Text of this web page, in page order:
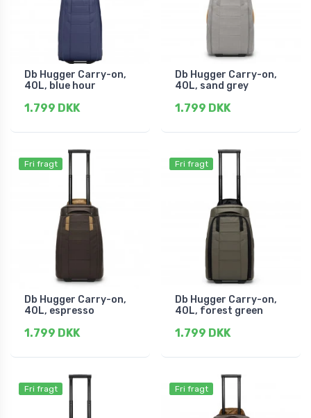
Db Hugger Carry-on,
40L, blue hour
1.799 DKK
Db Hugger Carry-on,
40L, sand grey
1.799 DKK
Fri fragt
Db Hugger Carry-on,
40L, espresso
1.799 DKK
Fri fragt
Db Hugger Carry-on,
40L, forest green
1.799 DKK
Fri fragt Fri fragt